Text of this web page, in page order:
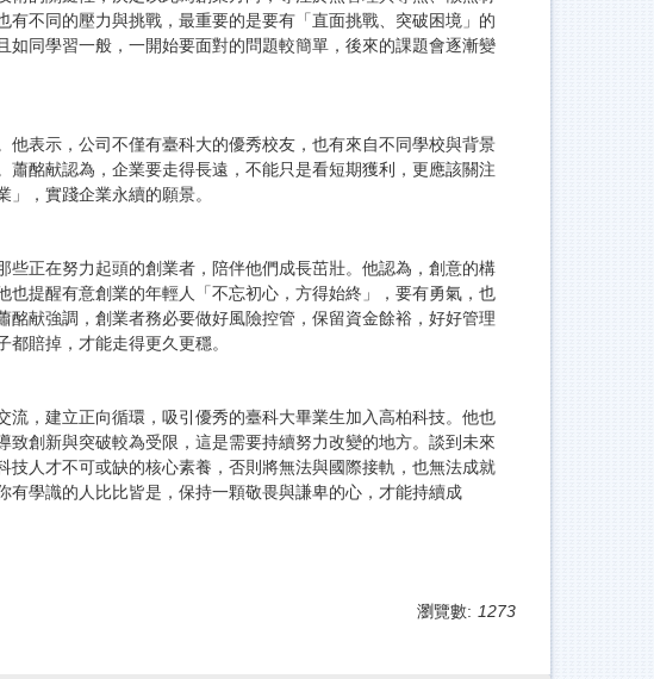
不同的壓力與挑戰，最重要的是要有「直面挑戰、突破困境」的
同學習一般，一開始要面對的問題較簡單，後來的課題會逐漸變
表示，公司不僅有臺科大的優秀校友，也有來自不同學校與背景
酩献認為，企業要走得長遠，不能只是看短期獲利，更應該關注
，實踐企業永續的願景。
正在努力起頭的創業者，陪伴他們成長茁壯。他認為，創意的構
提醒有意創業的年輕人「不忘初心，方得始終」，要有勇氣，也
献強調，創業者務必要做好風險控管，保留資金餘裕，好好管理
賠掉，才能走得更久更穩。
，建立正向循環，吸引優秀的臺科大畢業生加入高柏科技。他也
創新與突破較為受限，這是需要持續努力改變的地方。談到未來
人才不可或缺的核心素養，否則將無法與國際接軌，也無法成就
學識的人比比皆是，保持一顆敬畏與謙卑的心，才能持續成
瀏覽數: 1273